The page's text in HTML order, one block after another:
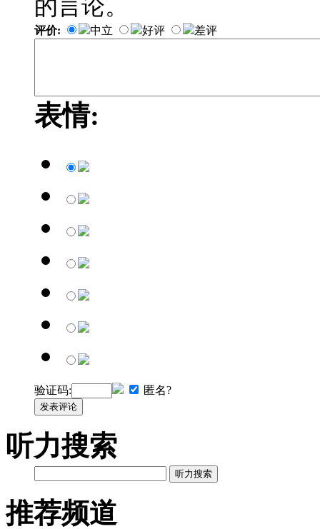
的言论。
评价: 中立 好评 差评
表情:
验证码: 匿名?
发表评论
听力搜索
听力搜索
推荐频道